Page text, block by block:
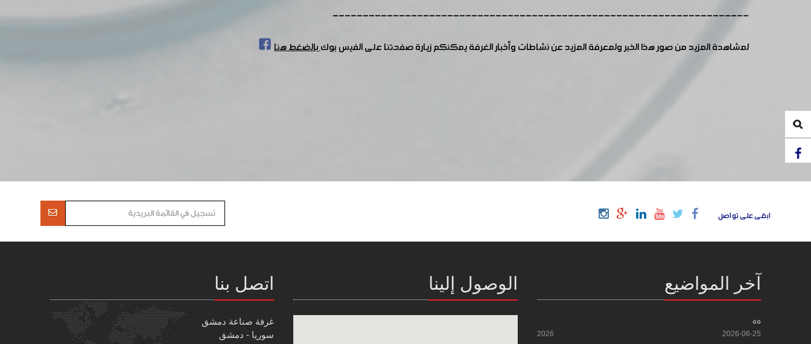
---------------------------------------------------------------------
لمشاهدة المزيد من صور هذا الخبر ولمعرفة المزيد عن نشاطات وأخبار الغرفة يمكنكم زيارة صفحتنا على الفيس بوكبالضغط هنا
ابقى على تواصل
آخر المواضيع
55
2026-06-25
2026
الوصول إلينا اتصل بنا
غرفة صناعة دمشق
سوريا - دمشق